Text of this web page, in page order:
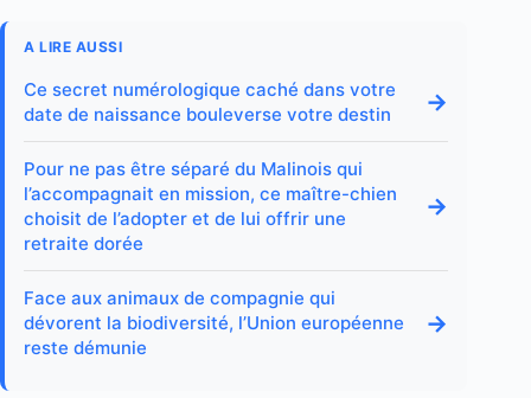
A LIRE AUSSI
Ce secret numérologique caché dans votre
date de naissance bouleverse votre destin
→
Pour ne pas être séparé du Malinois qui
l’accompagnait en mission, ce maître-chien
choisit de l’adopter et de lui offrir une
retraite dorée
→
Face aux animaux de compagnie qui
dévorent la biodiversité, l’Union européenne
reste démunie
→